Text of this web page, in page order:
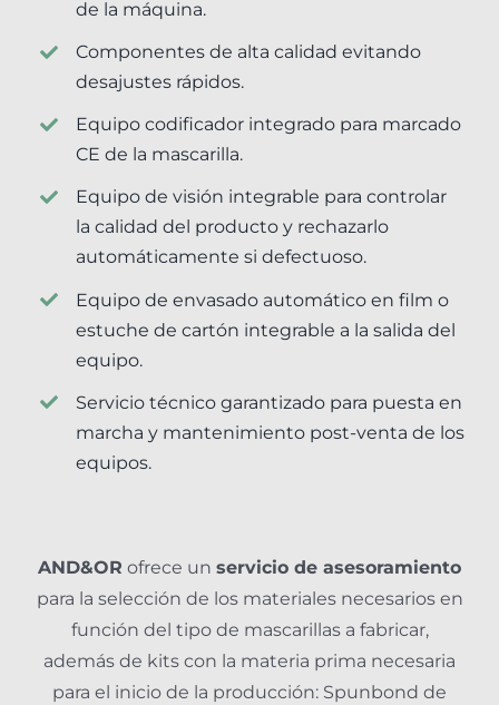
de la máquina.
Componentes de alta calidad evitando
desajustes rápidos.
Equipo codificador integrado para marcado
CE de la mascarilla.
Equipo de visión integrable para controlar
la calidad del producto y rechazarlo
automáticamente si defectuoso.
Equipo de envasado automático en film o
estuche de cartón integrable a la salida del
equipo.
Servicio técnico garantizado para puesta en
marcha y mantenimiento post-venta de los
equipos.
AND&OR ofrece un servicio de asesoramiento
para la selección de los materiales necesarios en
función del tipo de mascarillas a fabricar,
además de kits con la materia prima necesaria
para el inicio de la producción: Spunbond de